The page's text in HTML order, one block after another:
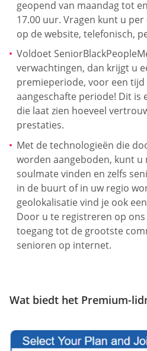
geopend van maandag tot
17.00 uur. Vragen kunt u
op de website, telefonisch,
Voldoet
verwachtingen, dan krijgt u
premieperiode, voor een
aangeschafte periode! Dit is
die laat zien hoeveel
prestaties.
Met de technologieën die
worden aangeboden, kunt u
soulmate vinden en zelfs
in de buurt of in uw regio
geolokalisatie vind je ook
Door u te registreren op
toegang tot de grootste
senioren op internet.
Wat biedt het Premium-